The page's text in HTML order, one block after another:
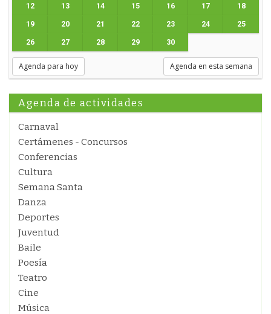
12 13 14 15 16 17 18
19 20 21 22 23 24 25
26 27 28 29 30
Agenda para hoy Agenda en esta semana
Agenda de actividades
Carnaval
Certámenes - Concursos
Conferencias
Cultura
Semana Santa
Danza
Deportes
Juventud
Baile
Poesía
Teatro
Cine
Música